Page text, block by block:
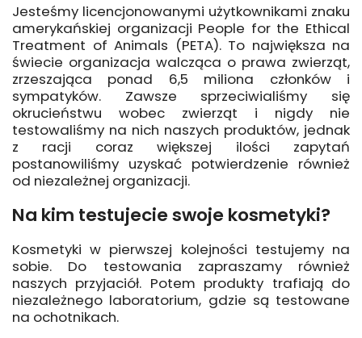
Jesteśmy licencjonowanymi użytkownikami znaku
amerykańskiej organizacji People for the Ethical
Treatment of Animals (PETA). To największa na
świecie organizacja walcząca o prawa zwierząt,
zrzeszająca ponad 6,5 miliona członków i
sympatyków. Zawsze sprzeciwialiśmy się
okrucieństwu wobec zwierząt i nigdy nie
testowaliśmy na nich naszych produktów, jednak
z racji coraz większej ilości zapytań
postanowiliśmy uzyskać potwierdzenie również
od niezależnej organizacji.
Na kim testujecie swoje kosmetyki?
Kosmetyki w pierwszej kolejności testujemy na
sobie. Do testowania zapraszamy również
naszych przyjaciół. Potem produkty trafiają do
niezależnego laboratorium, gdzie są testowane
na ochotnikach.